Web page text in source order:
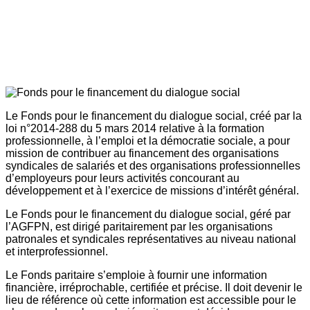
Le Fonds pour le financement du dialogue social, créé par la
loi n°2014-288 du 5 mars 2014 relative à la formation
professionnelle, à l’emploi et la démocratie sociale, a pour
mission de contribuer au financement des organisations
syndicales de salariés et des organisations professionnelles
d’employeurs pour leurs activités concourant au
développement et à l’exercice de missions d’intérêt général.
Le Fonds pour le financement du dialogue social, géré par
l’AGFPN, est dirigé paritairement par les organisations
patronales et syndicales représentatives au niveau national
et interprofessionnel.
Le Fonds paritaire s’emploie à fournir une information
financière, irréprochable, certifiée et précise. Il doit devenir le
lieu de référence où cette information est accessible pour le